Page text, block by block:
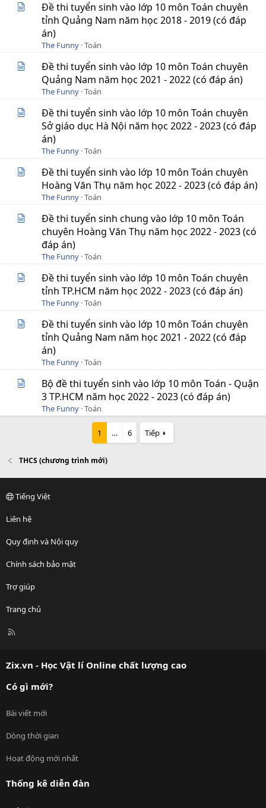
Đề thi tuyển sinh vào lớp 10 môn Toán chuyên
tỉnh Quảng Nam năm học 2018 - 2019 (có đáp
án)
The Funny Toán
Đề thi tuyển sinh vào lớp 10 môn Toán chuyên
Quảng Nam năm học 2021 - 2022 (có đáp án)
The Funny Toán
Đề thi tuyển sinh vào lớp 10 môn Toán chuyên
Sở giáo dục Hà Nội năm học 2022 - 2023 (có đáp
án)
The Funny Toán
Đề thi tuyển sinh vào lớp 10 môn Toán chuyên
Hoàng Văn Thụ năm học 2022 - 2023 (có đáp án)
The Funny Toán
Đề thi tuyển sinh chung vào lớp 10 môn Toán
chuyên Hoàng Văn Thụ năm học 2022 - 2023 (có
đáp án)
The Funny Toán
Đề thi tuyển sinh vào lớp 10 môn Toán chuyên
tỉnh TP.HCM năm học 2022 - 2023 (có đáp án)
The Funny Toán
Đề thi tuyển sinh vào lớp 10 môn Toán chuyên
tỉnh Quảng Nam năm học 2021 - 2022 (có đáp
án)
The Funny Toán
Bộ đề thi tuyển sinh vào lớp 10 môn Toán - Quận
3 TP.HCM năm học 2022 - 2023 (có đáp án)
The Funny Toán
1 … 6 Tiếp
THCS (chương trình mới)
Tiếng Việt
Liên hệ
Quy định và Nội quy
Chính sách bảo mật
Trợ giúp
Trang chủ
R
Zix.vn - Học Vật lí Online chất lượng cao
Có gì mới?
Bài viết mới
Dòng thời gian
Hoạt động mới nhất
Thống kê diễn đàn